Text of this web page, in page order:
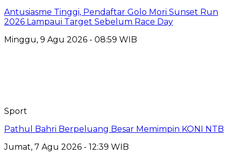
Antusiasme Tinggi, Pendaftar Golo Mori Sunset Run
2026 Lampaui Target Sebelum Race Day
Minggu, 9 Agu 2026 - 08:59 WIB
Sport
Pathul Bahri Berpeluang Besar Memimpin KONI NTB
Jumat, 7 Agu 2026 - 12:39 WIB